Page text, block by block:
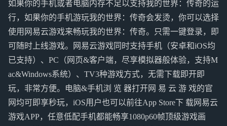
如果你的手机或者电脑内存不足以支持我的世界：传奇的运
行，如果你的手机游玩我的世界：传奇会发烫，你可以选择
使用网易云游戏来畅玩我的世界：传奇。只需一键登录，即
可随时上线游戏。网易云游戏同时支持手机（安卓和iOS均
已支持）、PC（网页&客户端，尽享模拟器般体验，支持M
ac&Windows系统）、TV3种游戏方式，无需下载即开即
玩，非常方便。电脑&手机浏 览 器打开网 易 云 游 戏的官
网均可即享秒玩，iOS用户也可以前往App Store下 载网易云
游戏APP，任意低配手机都能畅享1080p60帧顶级游戏画